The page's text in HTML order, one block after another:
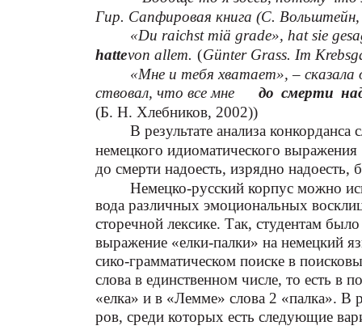
Гир. Сапфировая книга (С.
«Du raichst miä grade», hat sie
hattevon allem. (Günter Grass. Im
«Мне и тебя хватает», – сказала
ствовал, что все мне
до смерти
(Б. Н. Хлебников, 2002))
В результате анализа
немецкого идиоматического выражения
до смерти надоесть, изрядно
Немецко-русский корпус можно
вода различных эмоциональных
сторечной лексике. Так, студентам
выражение «елки-палки» на немецкий
сико-грамматическом поиске в
слова в единственном числе, то есть в
«елка» и в «Лемме» слова 2 «палка». В
ров, среди которых есть следующие